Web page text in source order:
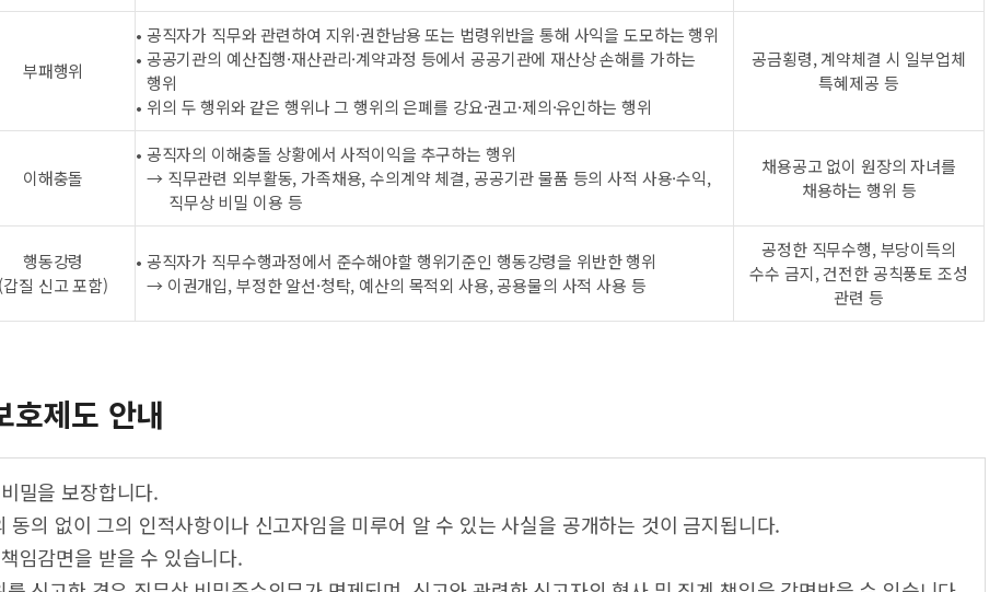
부패행위
• 공직자가 직무와 관련하여 지위·권한남용 또는 법령위반을 통해 사익을 도모하는 행위
• 공공기관의 예산집행·재산관리·계약과정 등에서 공공기관에 재산상 손해를 가하는
행위
• 위의 두 행위와 같은 행위나 그 행위의 은폐를 강요·권고·제의·유인하는 행위
공금횡령, 계약체결 시 일부업체
특혜제공 등
이해충돌
• 공직자의 이해충돌 상황에서 사적이익을 추구하는 행위
→ 직무관련 외부활동, 가족채용, 수의계약 체결, 공공기관 물품 등의 사적 사용·수익,
직무상 비밀 이용 등
채용공고 없이 원장의 자녀를
채용하는 행위 등
행동강령
(갑질 신고 포함)
• 공직자가 직무수행과정에서 준수해야할 행위기준인 행동강령을 위반한 행위
→ 이권개입, 부정한 알선·청탁, 예산의 목적외 사용, 공용물의 사적 사용 등
공정한 직무수행, 부당이득의
수수 금지, 건전한 공칙풍토 조성
관련 등
호제도 안내
밀을 보장합니다.
동의 없이 그의 인적사항이나 신고자임을 미루어 알 수 있는 사실을 공개하는 것이 금지됩니다.
임감면을 받을 수 있습니다.